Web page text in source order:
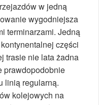
w jedną
wygodniejsza
terminarzami. Jedną
części
trasie nie lata żadna
prawdopodobnie
linią regularną.
kolejowych na